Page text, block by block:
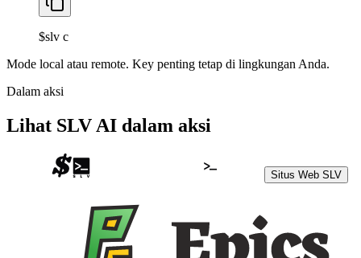
$slv c
Mode local atau remote. Key penting tetap di lingkungan Anda.
Dalam aksi
Lihat SLV AI dalam aksi
Situs Web SLV